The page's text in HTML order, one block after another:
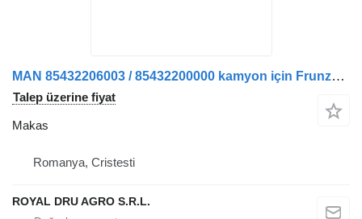
MAN 85432206003 / 85432200000 kamyon için Frunza Arc Axa Față Stânga 85432206003 / 85432200000 makas
Talep üzerine fiyat
Makas
Romanya, Cristesti
ROYAL DRU AGRO S.R.L.